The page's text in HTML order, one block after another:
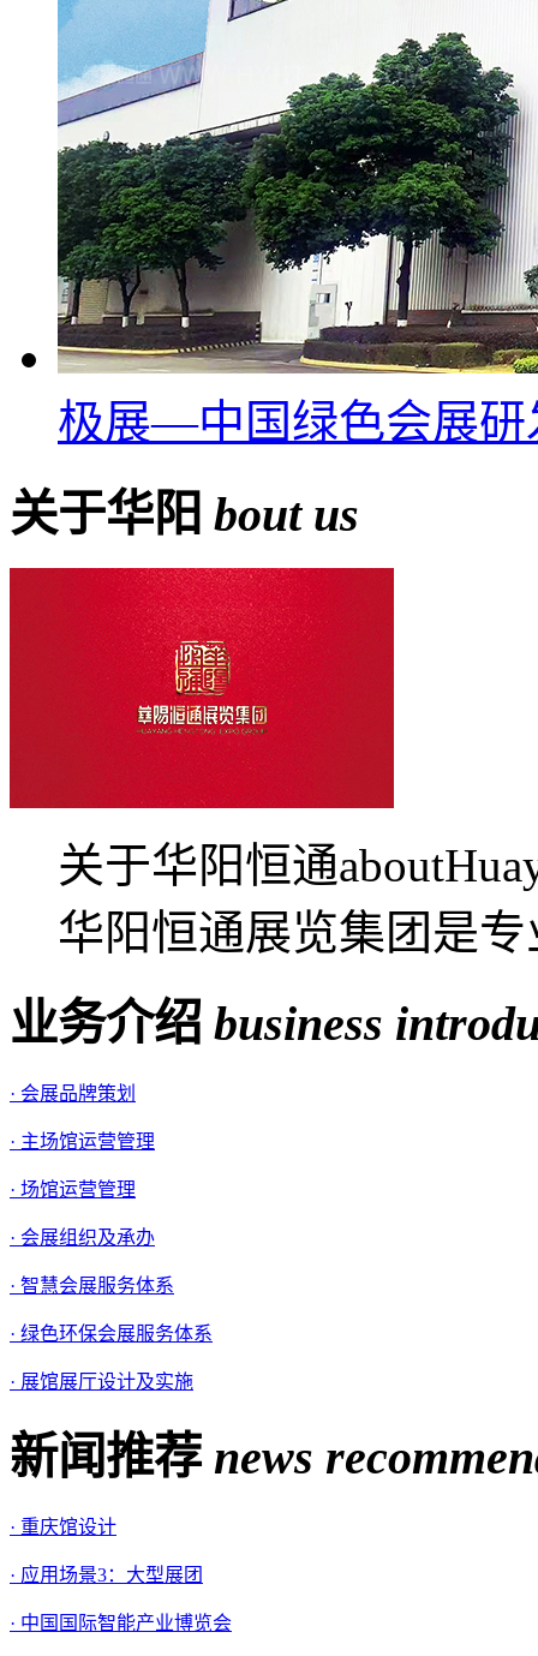
极展—中国绿色会展研
关于华阳 bout us
关于华阳恒通
华阳恒通展览集团是
业务介绍 business
· 会展品牌策划
· 主场馆运营管理
· 场馆运营管理
· 会展组织及承办
· 智慧会展服务体系
· 绿色环保会展服务体系
· 展馆展厅设计及实施
新闻推荐 news
· 重庆馆设计
· 应用场景3：大型展团
· 中国国际智能产业博览会